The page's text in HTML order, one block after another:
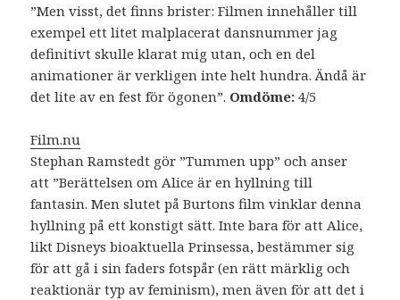
”Men visst, det finns brister: Filmen innehåller till
exempel ett litet malplacerat dansnummer jag
definitivt skulle klarat mig utan, och en del
animationer är verkligen inte helt hundra. Ändå är
det lite av en fest för ögonen”. Omdöme: 4/5
Film.nu
Stephan Ramstedt gör ”Tummen upp” och anser
att ”Berättelsen om Alice är en hyllning till
fantasin. Men slutet på Burtons film vinklar denna
hyllning på ett konstigt sätt. Inte bara för att Alice,
likt Disneys bioaktuella Prinsessa, bestämmer sig
för att gå i sin faders fotspår (en rätt märklig och
reaktionär typ av feminism), men även för att det i